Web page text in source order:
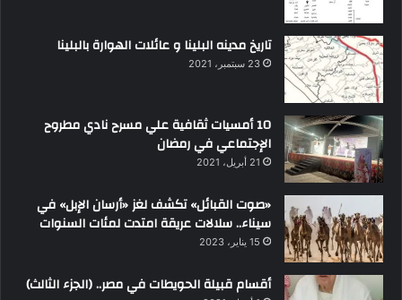
تاريخ مدينه البلينا و عائلات الهوارة بالبلينا
23 سبتمبر، 2021
10 أمسيات ثقافية علي مسرح نادي مطروح
الإجتماعي في رمضان
21 أبريل، 2021
«صوت القبائل» تكشف لغز «أرسان الإبل» في
سيناء.. سلالات عريقة امتدت لمئات السنوات
15 يناير، 2023
أقسام قبيلة الحويطات في مصر.. (الجزء الثالث)